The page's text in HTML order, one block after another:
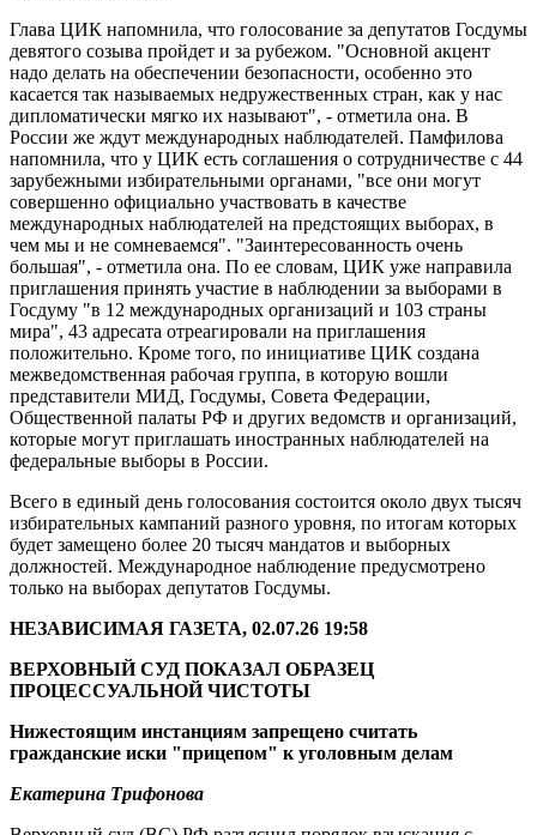
Глава ЦИК напомнила, что голосование за депутатов Госдумы
девятого созыва пройдет и за рубежом. "Основной акцент
надо делать на обеспечении безопасности, особенно это
касается так называемых недружественных стран, как у нас
дипломатически мягко их называют", - отметила она. В
России же ждут международных наблюдателей. Памфилова
напомнила, что у ЦИК есть соглашения о сотрудничестве с 44
зарубежными избирательными органами, "все они могут
совершенно официально участвовать в качестве
международных наблюдателей на предстоящих выборах, в
чем мы и не сомневаемся". "Заинтересованность очень
большая", - отметила она. По ее словам, ЦИК уже направила
приглашения принять участие в наблюдении за выборами в
Госдуму "в 12 международных организаций и 103 страны
мира", 43 адресата отреагировали на приглашения
положительно. Кроме того, по инициативе ЦИК создана
межведомственная рабочая группа, в которую вошли
представители МИД, Госдумы, Совета Федерации,
Общественной палаты РФ и других ведомств и организаций,
которые могут приглашать иностранных наблюдателей на
федеральные выборы в России.
Всего в единый день голосования состоится около двух тысяч
избирательных кампаний разного уровня, по итогам которых
будет замещено более 20 тысяч мандатов и выборных
должностей. Международное наблюдение предусмотрено
только на выборах депутатов Госдумы.
НЕЗАВИСИМАЯ ГАЗЕТА, 02.07.26 19:58
ВЕРХОВНЫЙ СУД ПОКАЗАЛ ОБРАЗЕЦ
ПРОЦЕССУАЛЬНОЙ ЧИСТОТЫ
Нижестоящим инстанциям запрещено считать
гражданские иски "прицепом" к уголовным делам
Екатерина Трифонова